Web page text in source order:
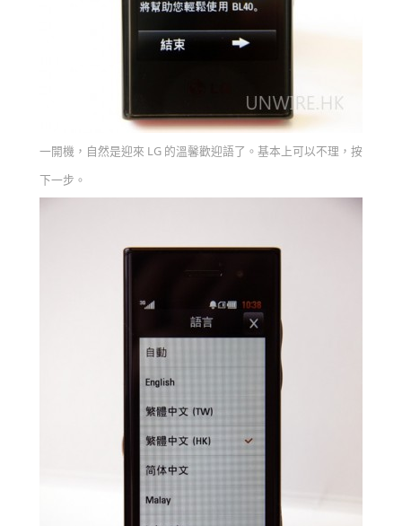
一開機，自然是迎來 LG 的溫馨歡迎語了。基本上可以不理，按
下一步。